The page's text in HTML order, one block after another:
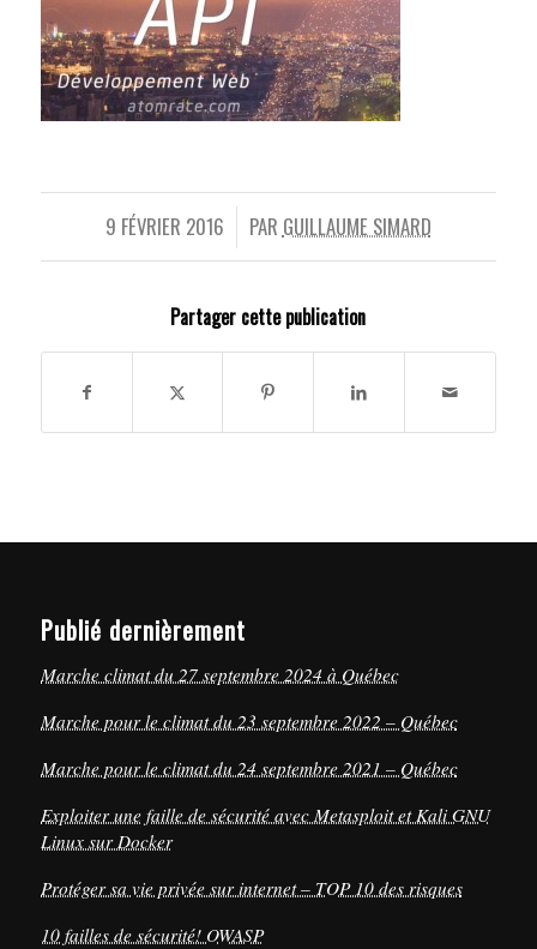
9 FÉVRIER 2016
/ PAR GUILLAUME SIMARD
Partager cette publication
Publié dernièrement
Marche climat du 27 septembre 2024 à Québec
Marche pour le climat du 23 septembre 2022 – Québec
Marche pour le climat du 24 septembre 2021 – Québec
Exploiter une faille de sécurité avec Metasploit et Kali GNU
Linux sur Docker
Protéger sa vie privée sur internet – TOP 10 des risques
10 failles de sécurité! OWASP